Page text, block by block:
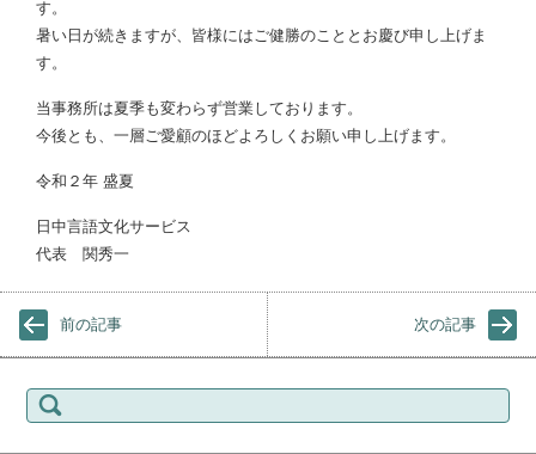
す。
暑い日が続きますが、皆様にはご健勝のこととお慶び申し上げま
す。
当事務所は夏季も変わらず営業しております。
今後とも、一層ご愛顧のほどよろしくお願い申し上げます。
令和２年 盛夏
日中言語文化サービス
代表 関秀一
前の記事 次の記事
検索: